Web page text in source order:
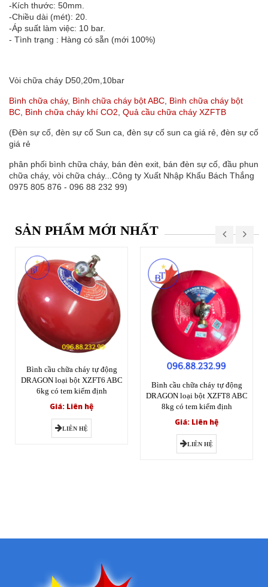
-Kích thước: 50mm.
-Chiều dài (mét): 20.
-Áp suất làm việc: 10 bar.
- Tình trạng : Hàng có sẵn (mới 100%)
Vòi chữa cháy D50,20m,10bar
Bình chữa cháy, Bình chữa cháy bột ABC Bình chữa cháy bột
BC Bình chữa cháy khí CO2 Quả cầu chữa cháy XZFTB
(Đèn sự cố, đèn sự cố Sun ca, đèn sự cố sun ca giá rẻ, đèn sự cố
giá rẻ
phân phối bình chữa cháy, bán đèn exit, bán đèn sự cố, đầu phun
chữa cháy, vòi chữa cháy...Công ty Xuất Nhập Khẩu Bách Thắng
0975 805 876 - 096 88 232 99)
SẢN PHẨM MỚI NHẤT
Bình cầu chữa cháy tự động
DRAGON loại bột XZFT6 ABC
6kg có tem kiểm định
Giá: Liên hệ
LIÊN HỆ
Bình cầu chữa cháy tự động
DRAGON loại bột XZFT8 ABC
8kg có tem kiểm định
Giá: Liên hệ
LIÊN HỆ